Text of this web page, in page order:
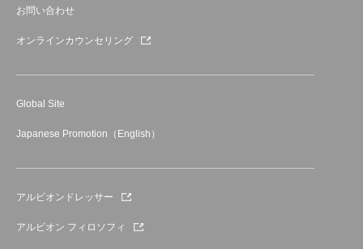
お問い合わせ
オンラインカウンセリング
Global Site
Japanese Promotion（English）
アルビオンドレッサー
アルビオン フィロソフィ